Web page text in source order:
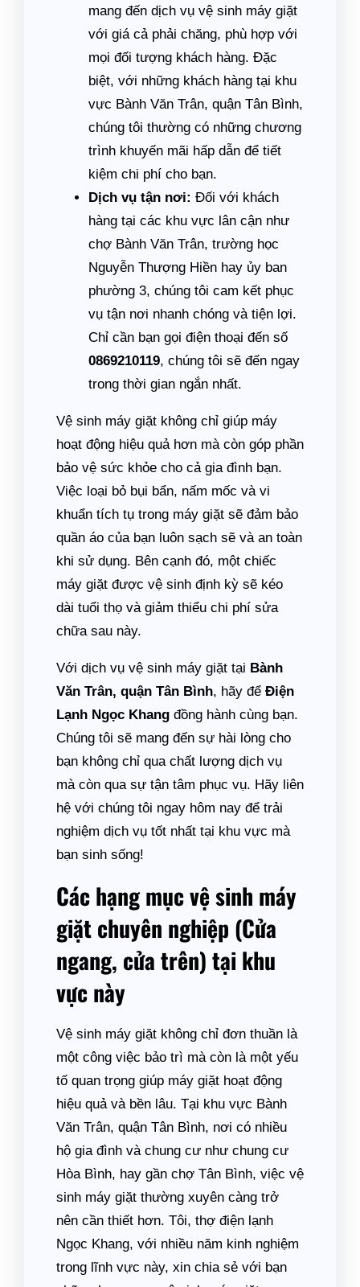
mang đến dịch vụ vệ sinh máy giặt
với giá cả phải chăng, phù hợp với
mọi đối tượng khách hàng. Đặc
biệt, với những khách hàng tại khu
vực Bành Văn Trân, quận Tân Bình,
chúng tôi thường có những chương
trình khuyến mãi hấp dẫn để tiết
kiệm chi phí cho bạn.
Dịch vụ tận nơi: Đối với khách
hàng tại các khu vực lân cận như
chợ Bành Văn Trân, trường học
Nguyễn Thượng Hiền hay ủy ban
phường 3, chúng tôi cam kết phục
vụ tận nơi nhanh chóng và tiện lợi.
Chỉ cần bạn gọi điện thoại đến số
0869210119, chúng tôi sẽ đến ngay
trong thời gian ngắn nhất.
Vệ sinh máy giặt không chỉ giúp máy
hoạt động hiệu quả hơn mà còn góp phần
bảo vệ sức khỏe cho cả gia đình bạn.
Việc loại bỏ bụi bẩn, nấm mốc và vi
khuẩn tích tụ trong máy giặt sẽ đảm bảo
quần áo của bạn luôn sạch sẽ và an toàn
khi sử dụng. Bên cạnh đó, một chiếc
máy giặt được vệ sinh định kỳ sẽ kéo
dài tuổi thọ và giảm thiểu chi phí sửa
chữa sau này.
Với dịch vụ vệ sinh máy giặt tại Bành
Văn Trân, quận Tân Bình, hãy để Điện
Lạnh Ngọc Khang đồng hành cùng bạn.
Chúng tôi sẽ mang đến sự hài lòng cho
bạn không chỉ qua chất lượng dịch vụ
mà còn qua sự tận tâm phục vụ. Hãy liên
hệ với chúng tôi ngay hôm nay để trải
nghiệm dịch vụ tốt nhất tại khu vực mà
bạn sinh sống!
Các hạng mục vệ sinh máy
giặt chuyên nghiệp (Cửa
ngang, cửa trên) tại khu
vực này
Vệ sinh máy giặt không chỉ đơn thuần là
một công việc bảo trì mà còn là một yếu
tố quan trọng giúp máy giặt hoạt động
hiệu quả và bền lâu. Tại khu vực Bành
Văn Trân, quận Tân Bình, nơi có nhiều
hộ gia đình và chung cư như chung cư
Hòa Bình, hay gần chợ Tân Bình, việc vệ
sinh máy giặt thường xuyên càng trở
nên cần thiết hơn. Tôi, thợ điện lạnh
Ngọc Khang, với nhiều năm kinh nghiệm
trong lĩnh vực này, xin chia sẻ với bạn